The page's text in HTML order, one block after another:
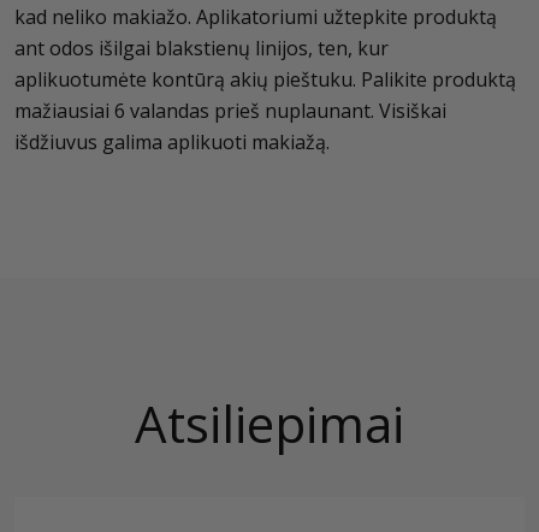
kad neliko makiažo. Aplikatoriumi užtepkite produktą
ant odos išilgai blakstienų linijos, ten, kur
aplikuotumėte kontūrą akių pieštuku. Palikite produktą
mažiausiai 6 valandas prieš nuplaunant. Visiškai
išdžiuvus galima aplikuoti makiažą.
Atsiliepimai